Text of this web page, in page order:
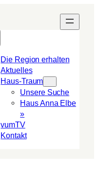
Die Region erhalten
Aktuelles
Haus-Traum
Unsere Suche
Haus Anna Elbe
»
vumTV
Kon­takt